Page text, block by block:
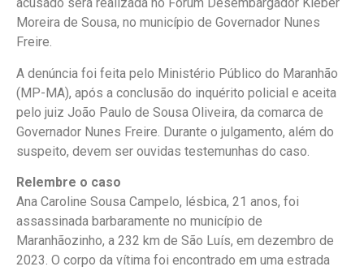
acusado será realizada no Fórum Desembargador Kleber
Moreira de Sousa, no município de Governador Nunes
Freire.
A denúncia foi feita pelo Ministério Público do Maranhão
(MP-MA), após a conclusão do inquérito policial e aceita
pelo juiz João Paulo de Sousa Oliveira, da comarca de
Governador Nunes Freire. Durante o julgamento, além do
suspeito, devem ser ouvidas testemunhas do caso.
Relembre o caso
Ana Caroline Sousa Campelo, lésbica, 21 anos, foi
assassinada barbaramente no município de
Maranhãozinho, a 232 km de São Luís, em dezembro de
2023. O corpo da vítima foi encontrado em uma estrada